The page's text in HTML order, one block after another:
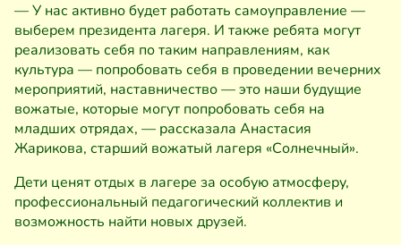
— У нас активно будет работать самоуправление —
выберем президента лагеря. И также ребята могут
реализовать себя по таким направлениям, как
культура — попробовать себя в проведении вечерних
мероприятий, наставничество — это наши будущие
вожатые, которые могут попробовать себя на
младших отрядах, — рассказала Анастасия
Жарикова, старший вожатый лагеря «Солнечный».
Дети ценят отдых в лагере за особую атмосферу,
профессиональный педагогический коллектив и
возможность найти новых друзей.